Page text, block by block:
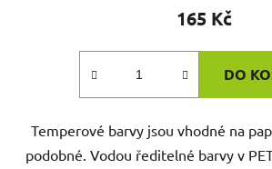
165 Kč
DO
Temperové barvy jsou vhodné na
podobné. Vodou ředitelné barvy v